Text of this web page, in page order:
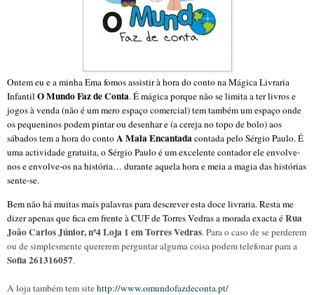
Ontem eu e a minha Ema fomos assistir à hora do conto na Mágica Livraria
InfantilO Mundo Faz de Conta. É mágica porque não se limita a ter livros e
jogos à venda (não é um mero espaço comercial) tem também um espaço onde
os pequeninos podem pintar ou desenhar e (a cereja no topo de bolo) aos
sábados tem a hora do contoA Mala Encantadacontada pelo Sérgio Paulo. É
uma actividade gratuita, o Sérgio Paulo é um excelente contador ele envolve-
nos e envolve-os na história… durante aquela hora e meia a magia das histórias
sente-se.
Bem não há muitas mais palavras para descrever esta doce livraria. Resta me
dizer apenas que fica em frente à CUF de Torres Vedras a morada exacta éRua
João Carlos Júnior, nº4 Loja 1 em Torres Vedras. Para o caso de se perderem
ou de simplesmente quererem perguntar alguma coisa podem telefonar para a
Sofia 261316057.
A loja também tem sitehttp://www.omundofazdeconta.pt/